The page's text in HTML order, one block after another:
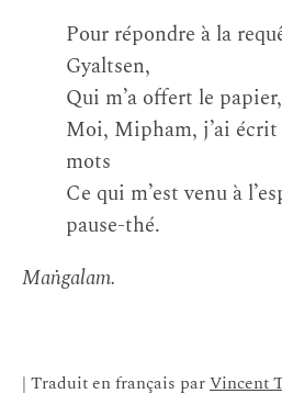
Pour répondre à la
Gyaltsen,
Qui m’a offert le papier,
Moi, Mipham, j’ai écrit
mots
Ce qui m’est venu à
pause-thé.
Maṅgalam.
| Traduit en français parVincent